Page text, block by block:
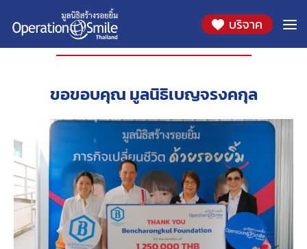
บริจาค
องค์กรที่ร่วมสนับสนุน
ขอขอบคุณ มูลนิธิเบญจรงคกุล